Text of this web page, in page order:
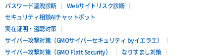
パスワード漏洩診断
Webサイトリスク診断
セキュリティ相談AIチャットボット
実在証明・盗聴対策
サイバー攻撃対策（GMOサイバーセキュリティ byイエラエ）
サイバー攻撃対策（GMO Flatt Security）
なりすまし対策